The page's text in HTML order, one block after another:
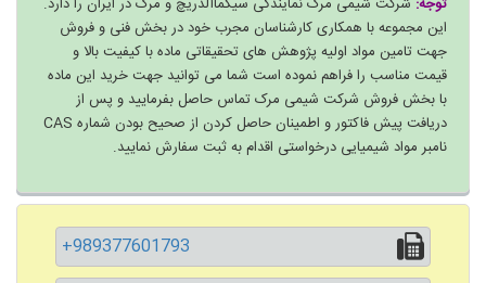
این مجموعه با همکاری کارشناسان مجرب خود در بخش فنی و فروش
جهت تامین مواد اولیه پژوهش های تحقیقاتی ماده با کیفیت بالا و
قیمت مناسب را فراهم نموده است شما می توانید جهت خرید این ماده
با بخش فروش شرکت شیمی مرک تماس حاصل بفرمایید و پس از
دریافت پیش فاکتور و اطمینان حاصل کردن از صحیح بودن شماره CAS
نامبر مواد شیمیایی درخواستی اقدام به ثبت سفارش نمایید.
+989377601793